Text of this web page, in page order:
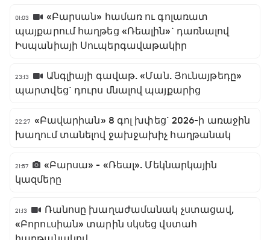
01:03
«Բարսան» համառ ու գոլառատ
պայքարում հաղթեց «Ռեալին»` դառնալով
Իսպանիայի Սուպերգավաթակիր
23:13
Անգլիայի գավաթ. «Ման. Յունայթեդը»
պարտվեց` դուրս մնալով պայքարից
22:27 «Բավարիան» 8 գոլ խփեց` 2026-ի առաջին
խաղում տանելով ջախջախիչ հաղթանակ
21:57
«Բարսա» - «Ռեալ». Մեկնարկային
կազմերը
21:13
Ռանոսը խաղաժամանակ չստացավ,
«Բորուսիան» տարին սկսեց վստահ